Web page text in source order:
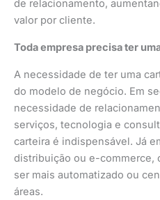
de relacionamento,
valor por cliente.
Toda empresa precisa ter
A necessidade de ter uma
do modelo de negócio. Em
necessidade de
serviços, tecnologia e
carteira é indispensável. Já
distribuição ou e-commerce,
ser mais automatizado ou
áreas.